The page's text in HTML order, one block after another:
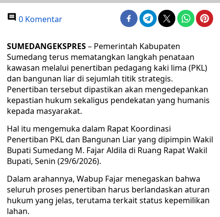
0 Komentar
SUMEDANGEKSPRES– Pemerintah Kabupaten
Sumedang terus mematangkan langkah penataan
kawasan melalui penertiban pedagang kaki lima (PKL)
dan bangunan liar di sejumlah titik strategis.
Penertiban tersebut dipastikan akan mengedepankan
kepastian hukum sekaligus pendekatan yang humanis
kepada masyarakat.
Hal itu mengemuka dalam Rapat Koordinasi
Penertiban PKL dan Bangunan Liar yang dipimpin Wakil
Bupati Sumedang M. Fajar Aldila di Ruang Rapat Wakil
Bupati, Senin (29/6/2026).
Dalam arahannya, Wabup Fajar menegaskan bahwa
seluruh proses penertiban harus berlandaskan aturan
hukum yang jelas, terutama terkait status kepemilikan
lahan.